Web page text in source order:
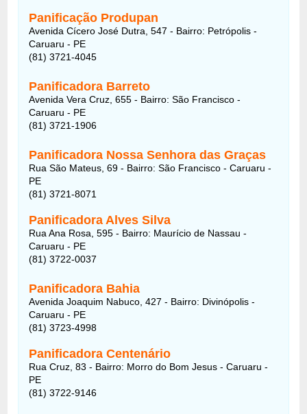
Panificação Produpan
Avenida Cícero José Dutra, 547 - Bairro: Petrópolis -
Caruaru - PE
(81) 3721-4045
Panificadora Barreto
Avenida Vera Cruz, 655 - Bairro: São Francisco -
Caruaru - PE
(81) 3721-1906
Panificadora Nossa Senhora das Graças
Rua São Mateus, 69 - Bairro: São Francisco - Caruaru -
PE
(81) 3721-8071
Panificadora Alves Silva
Rua Ana Rosa, 595 - Bairro: Maurício de Nassau -
Caruaru - PE
(81) 3722-0037
Panificadora Bahia
Avenida Joaquim Nabuco, 427 - Bairro: Divinópolis -
Caruaru - PE
(81) 3723-4998
Panificadora Centenário
Rua Cruz, 83 - Bairro: Morro do Bom Jesus - Caruaru -
PE
(81) 3722-9146